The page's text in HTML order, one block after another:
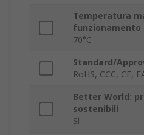
Temperatura
funzionamento
70°C
Standard/
RoHS, CCC, CE,
Better World:
sostenibili
Sì